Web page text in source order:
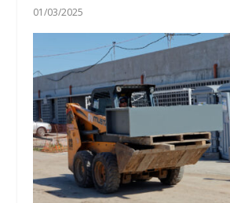
01/03/2025